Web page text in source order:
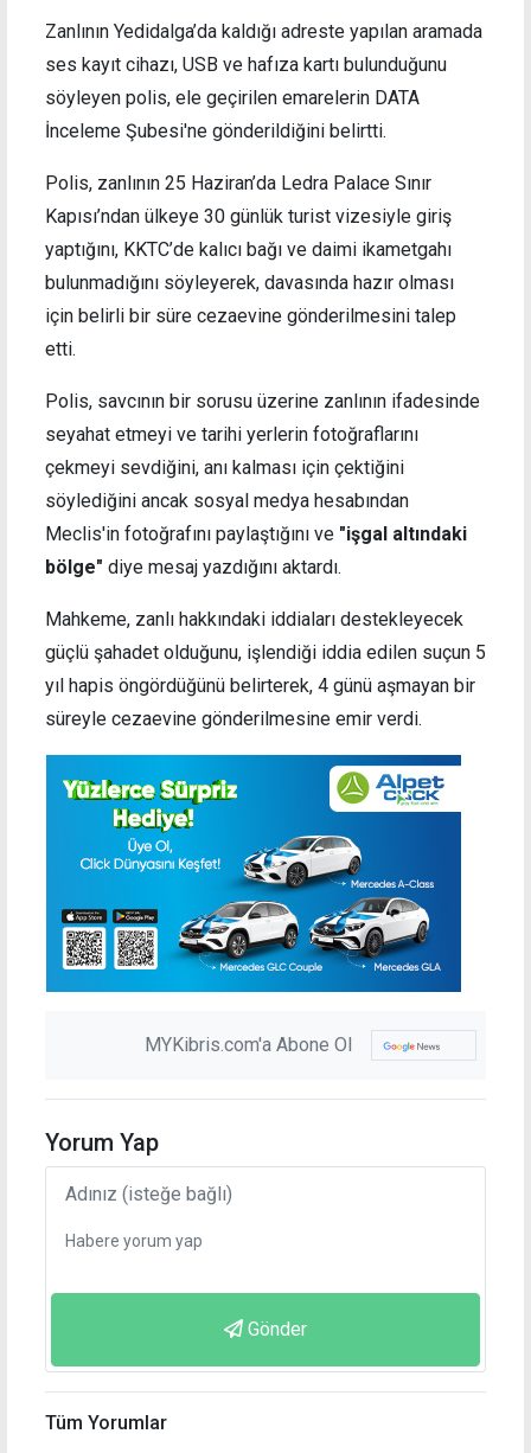
Zanlının Yedidalga’da kaldığı adreste yapılan aramada
ses kayıt cihazı, USB ve hafıza kartı bulunduğunu
söyleyen polis, ele geçirilen emarelerin DATA
İnceleme Şubesi'ne gönderildiğini belirtti.
Polis, zanlının 25 Haziran’da Ledra Palace Sınır
Kapısı’ndan ülkeye 30 günlük turist vizesiyle giriş
yaptığını, KKTC’de kalıcı bağı ve daimi ikametgahı
bulunmadığını söyleyerek, davasında hazır olması
için belirli bir süre cezaevine gönderilmesini talep
etti.
Polis, savcının bir sorusu üzerine zanlının ifadesinde
seyahat etmeyi ve tarihi yerlerin fotoğraflarını
çekmeyi sevdiğini, anı kalması için çektiğini
söylediğini ancak sosyal medya hesabından
Meclis'in fotoğrafını paylaştığını ve "işgal altındaki
bölge" diye mesaj yazdığını aktardı.
Mahkeme, zanlı hakkındaki iddiaları destekleyecek
güçlü şahadet olduğunu, işlendiği iddia edilen suçun 5
yıl hapis öngördüğünü belirterek, 4 günü aşmayan bir
süreyle cezaevine gönderilmesine emir verdi.
MYKibris.com'a Abone Ol
Yorum Yap
Gönder
Tüm Yorumlar